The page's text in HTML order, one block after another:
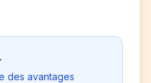
des avantages